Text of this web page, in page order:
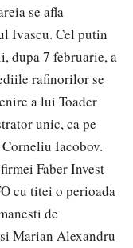
se afla
Ivascu. Cel putin
dupa 7 februarie, a
rafinorilor se
a lui Toader
unic, ca pe
Iacobov.
Faber Invest
cu titei o perioada
de
Marian Alexandru